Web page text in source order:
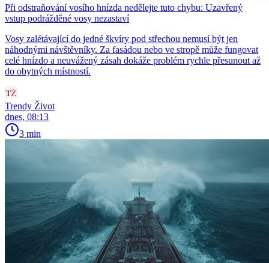
Při odstraňování vosího hnízda nedělejte tuto chybu: Uzavřený
vstup podrážděné vosy nezastaví
Vosy zalétávající do jedné škvíry pod střechou nemusí být jen
náhodnými návštěvníky. Za fasádou nebo ve stropě může fungovat
celé hnízdo a neuvážený zásah dokáže problém rychle přesunout až
do obytných místností.
Trendy Život
dnes, 08:13
3 min